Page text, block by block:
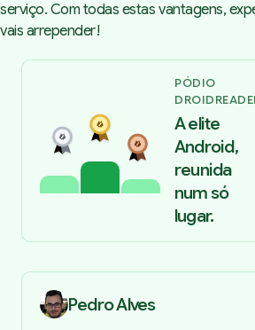
serviço. Com todas estas vantagens,
vais arrepender!
PÓDIO
A elite
Android,
reunida
num só
lugar.
Pedro Alves